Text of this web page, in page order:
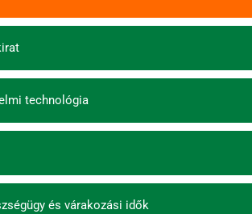
technológia
és várakozási idők